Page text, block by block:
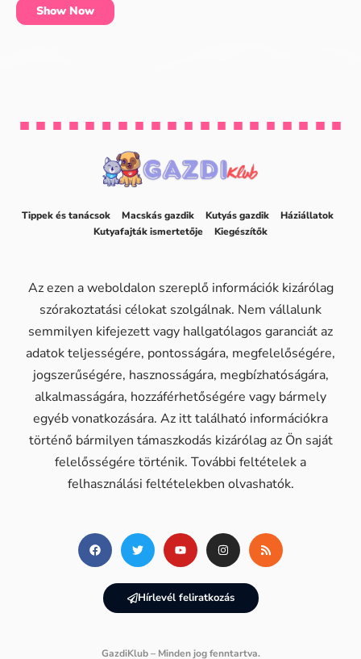
Show Now
Tippek és tanácsok Macskás gazdik Kutyás gazdik
Háziállatok
Kutyafajták ismertetője
Kiegészítők
Az ezen a weboldalon szereplő információk kizárólag
szórakoztatási célokat szolgálnak. Nem vállalunk
semmilyen kifejezett vagy hallgatólagos garanciát az
adatok teljességére, pontosságára, megfelelőségére,
jogszerűségére, hasznosságára, megbízhatóságára,
alkalmasságára, hozzáférhetőségére vagy bármely
egyéb vonatkozására. Az itt található információkra
történő bármilyen támaszkodás kizárólag az Ön saját
felelősségére történik. További feltételek a
felhasználási feltételekben olvashatók.
Hírlevél feliratkozás
GazdiKlub – Minden jog fenntartva.